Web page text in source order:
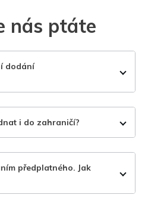
nás ptáte
dodání
i do zahraničí?
předplatného. Jak